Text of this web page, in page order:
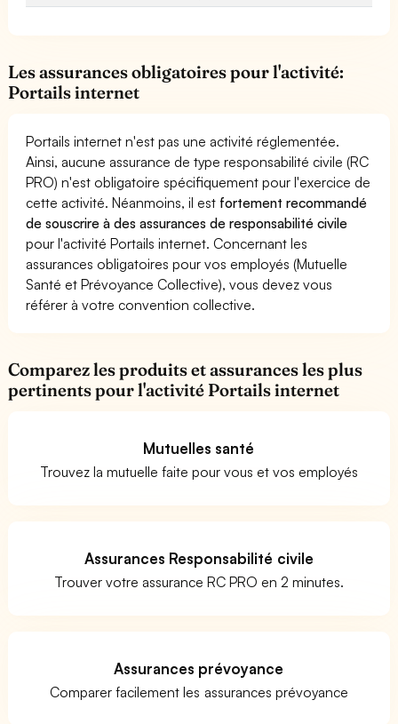
Les assurances obligatoires pour l'activité:
Portails internet
Portails internet n'est pas une activité réglementée.
Ainsi, aucune assurance de type responsabilité civile (RC
PRO) n'est obligatoire spécifiquement pour l'exercice de
cette activité. Néanmoins, il est fortement recommandé
de souscrire à des assurances de responsabilité civile
pour l'activité Portails internet. Concernant les
assurances obligatoires pour vos employés (Mutuelle
Santé et Prévoyance Collective), vous devez vous
référer à votre convention collective.
Comparez les produits et assurances les plus
pertinents pour l'activité Portails internet
Mutuelles santé
Trouvez la mutuelle faite pour vous et vos employés
Assurances Responsabilité civile
Trouver votre assurance RC PRO en 2 minutes.
Assurances prévoyance
Comparer facilement les assurances prévoyance